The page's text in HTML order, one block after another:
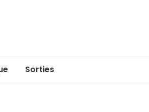
Sorties